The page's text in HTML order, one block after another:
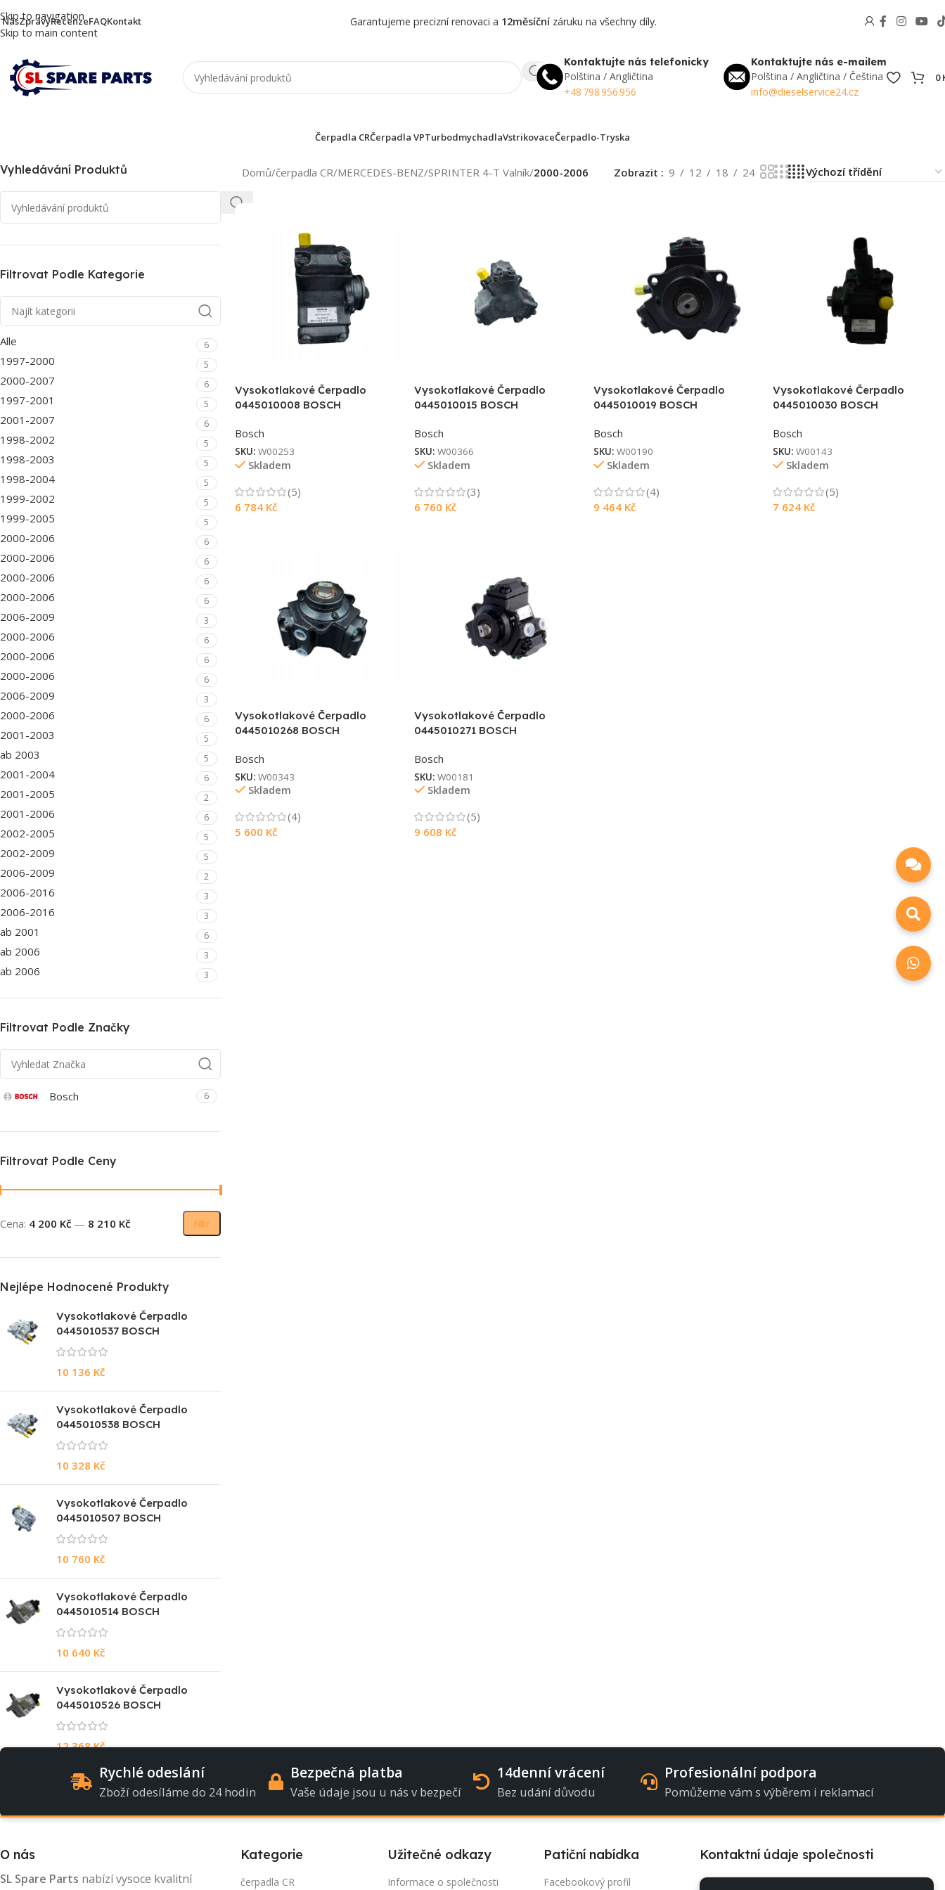
Skip to navigation
Skip to main content
NásZprávyRecenzeFAQKontakt Garantujeme precizní renovaci a 12měsíčnízáruku na všechny díly.
Kontaktujte nás telefonicky
Polština / Angličtina
+48 798 956 956
Kontaktujte nás e-mailem
Polština / Angličtina / Čeština
info@dieselservice24.cz
0
Čerpadla CRČerpadla VPTurbodmychadlaVstrikovaceČerpadlo-Tryska
Vyhledávání Produktů
Filtrovat Podle Kategorie
Alle 6
1997-2000 5
2000-2007 6
1997-2001 5
2001-2007 6
1998-2002 5
1998-2003 5
1998-2004 5
1999-2002 5
1999-2005 5
2000-2006 6
2000-2006 6
2000-2006 6
2000-2006 6
2006-2009 3
2000-2006 6
2000-2006 6
2000-2006 6
2006-2009 3
2000-2006 6
2001-2003 5
ab 2003 5
2001-2004 6
2001-2005 2
2001-2006 6
2002-2005 5
2002-2009 5
2006-2009 2
2006-2016 3
2006-2016 3
ab 2001 6
ab 2006 3
ab 2006 3
Filtrovat Podle Značky
Bosch 6
Filtrovat Podle Ceny
Filtr
Cena: 4 200 Kč — 8 210 Kč
Nejlépe Hodnocené Produkty
Vysokotlakové Čerpadlo
0445010537 BOSCH
10 136 Kč
Vysokotlakové Čerpadlo
0445010538 BOSCH
10 328 Kč
Vysokotlakové Čerpadlo
0445010507 BOSCH
10 760 Kč
Vysokotlakové Čerpadlo
0445010514 BOSCH
10 640 Kč
Vysokotlakové Čerpadlo
0445010526 BOSCH
12 368Kč
Domů/čerpadla CR/MERCEDES-BENZ/SPRINTER 4-T Valník/2000-2006 Zobrazit 9 12 18 24
Vysokotlakové Čerpadlo
0445010008 BOSCH
Bosch
SKU: W00253
Skladem
(5)
6 784 Kč
Vysokotlakové Čerpadlo
0445010015 BOSCH
Bosch
SKU: W00366
Skladem
(3)
6 760 Kč
Vysokotlakové Čerpadlo
0445010019 BOSCH
Bosch
SKU: W00190
Skladem
(4)
9 464 Kč
Vysokotlakové Čerpadlo
0445010030 BOSCH
Bosch
SKU: W00143
Skladem
(5)
7 624 Kč
Vysokotlakové Čerpadlo
0445010268 BOSCH
Bosch
SKU: W00343
Skladem
(4)
5 600 Kč
Vysokotlakové Čerpadlo
0445010271 BOSCH
Bosch
SKU: W00181
Skladem
(5)
9 608 Kč
Rychlé odeslání
Zboží odesíláme do 24 hodin
Bezpečná platba
Vaše údaje jsou u nás v bezpečí
14denní vrácení
Bez udání důvodu
Profesionální podpora
Pomůžeme vám s výběrem i reklamací
O nás
SL Spare Parts nabízí vysoce kvalitní
Kategorie
čerpadla CR
Užitečné odkazy
Informace o společnosti
Patiční nabídka
Facebookový profil
Kontaktní údaje společnosti